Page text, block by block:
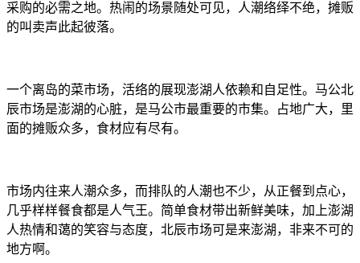
采购的必需之地。热闹的场景随处可见，人潮络绎不绝，摊贩
的叫卖声此起彼落。
一个离岛的菜市场，活络的展现澎湖人依赖和自足性。马公北
辰市场是澎湖的心脏，是马公市最重要的市集。占地广大，里
面的摊贩众多，食材应有尽有。
市场内往来人潮众多，而排队的人潮也不少，从正餐到点心，
几乎样样餐食都是人气王。简单食材带出新鲜美味，加上澎湖
人热情和蔼的笑容与态度，北辰市场可是来澎湖，非来不可的
地方啊。